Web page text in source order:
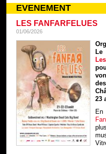
EVENEMENT
LES FANFARFELUES
01/06/2026
Le
23
En